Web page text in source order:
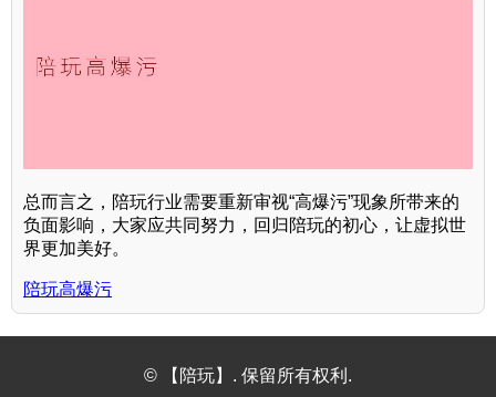
总而言之，陪玩行业需要重新审视“高爆污”现象所带来的
负面影响，大家应共同努力，回归陪玩的初心，让虚拟世
界更加美好。
陪玩高爆污
© 【陪玩】. 保留所有权利.